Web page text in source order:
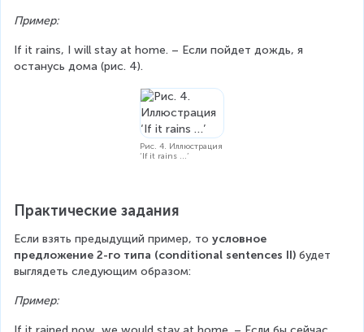
Пример:
If it rains, I will stay at home. – Если пойдет дождь, я
останусь дома (рис. 4).
Рис. 4. Иллюстрация
‘If it rains …’
Практические задания
Если взять предыдущий пример, то условное
предложение 2-го типа (conditional sentences II) будет
выглядеть следующим образом:
Пример: